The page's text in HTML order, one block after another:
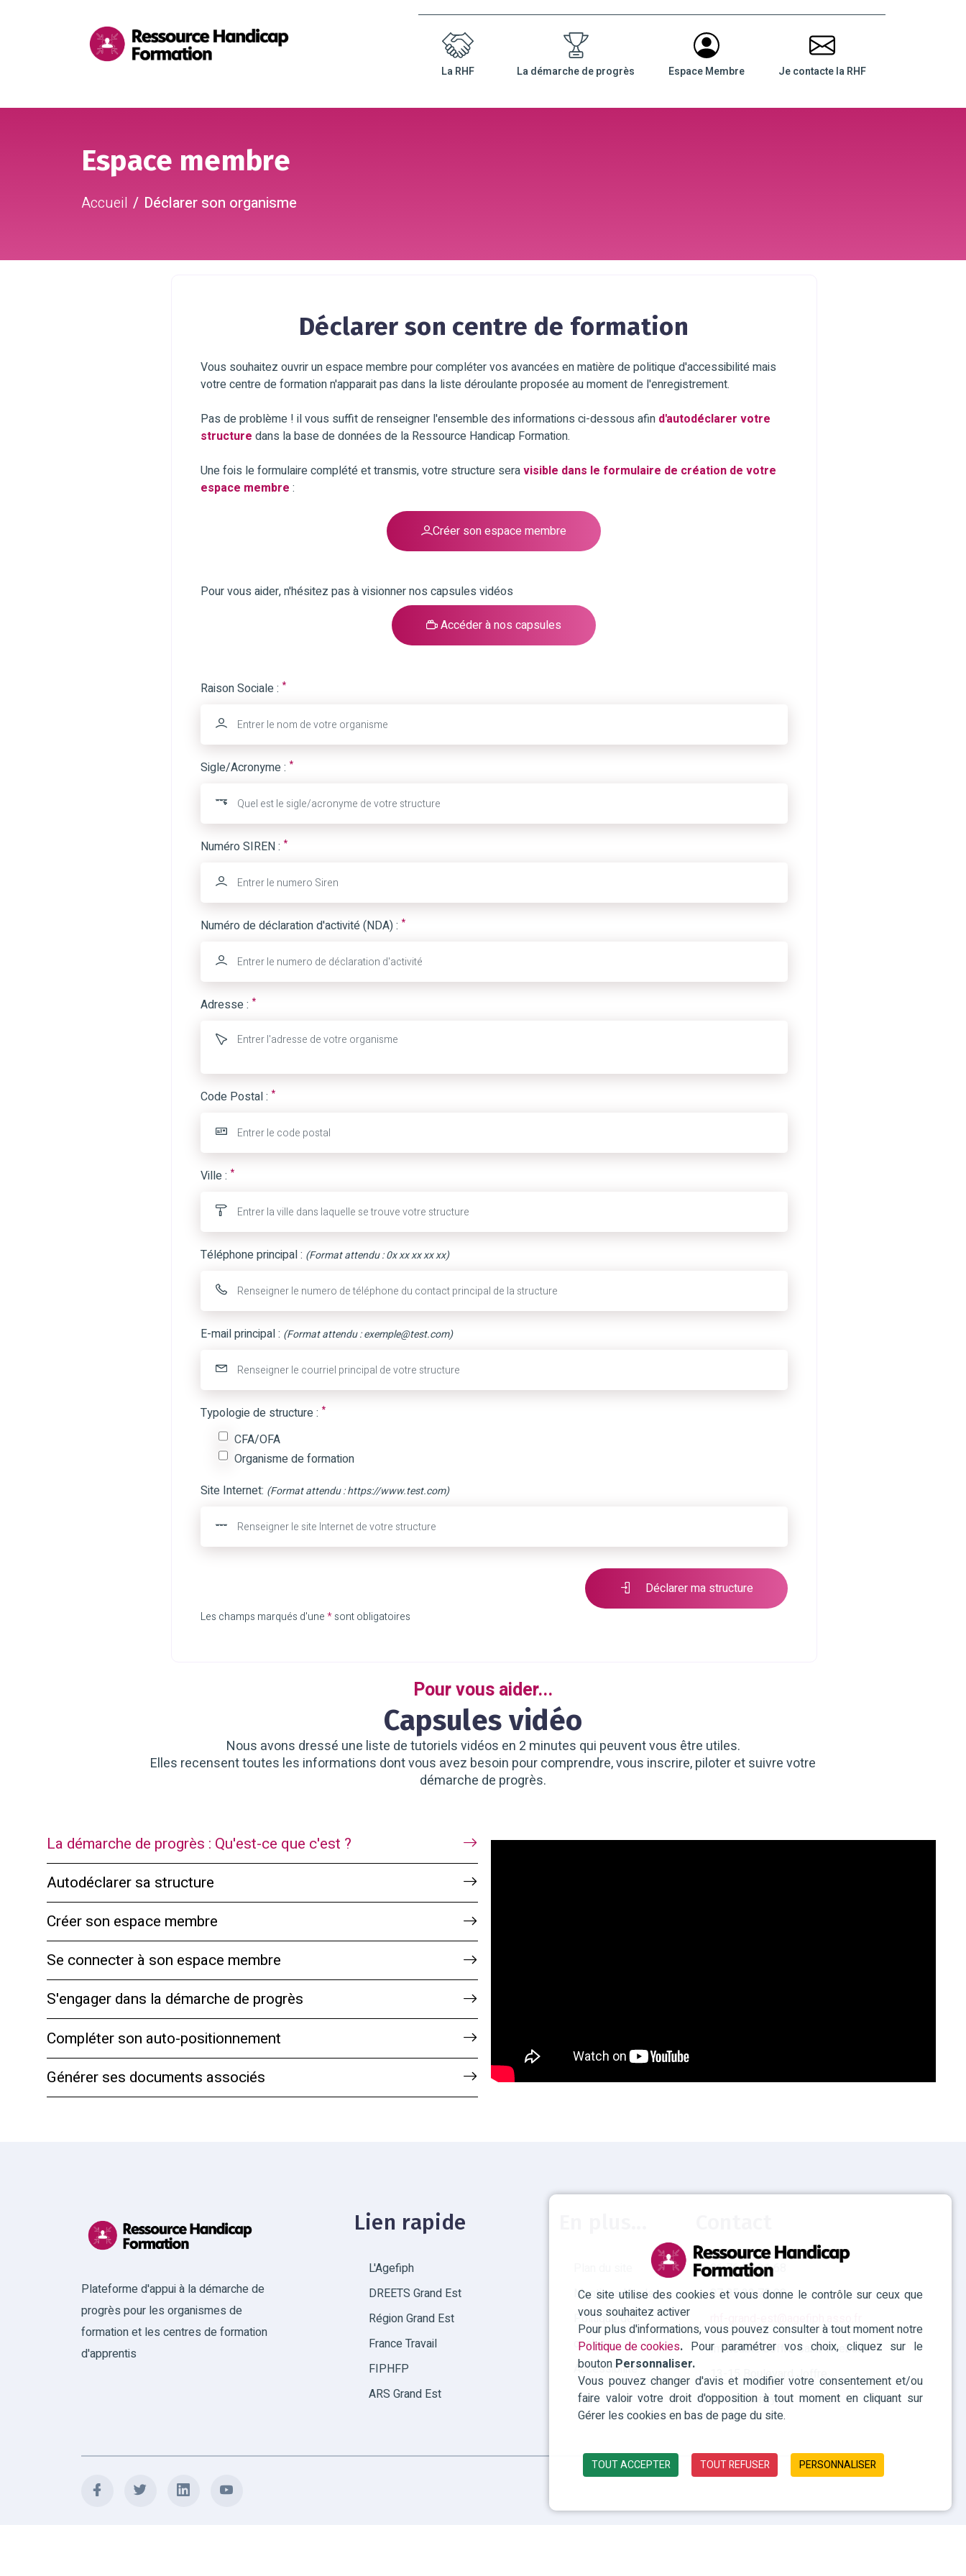
Ce site utilise des cookies et vous donne le contrôle sur ceux que
vous souhaitez activer
Pour plus d'informations, vous pouvez consulter à tout moment notre
Politique de cookies. Pour paramétrer vos choix, cliquez sur le
bouton Personnaliser.
Vous pouvez changer d'avis et modifier votre consentement et/ou
faire valoir votre droit d'opposition à tout moment en cliquant sur
Gérer les cookies en bas de page du site.
TOUT ACCEPTER TOUT REFUSER PERSONNALISER
La RHF La démarche de progrès Espace Membre Je contacte la RHF
Espace membre
Accueil Déclarer son organisme
Déclarer son centre de formation
Vous souhaitez ouvrir un espace membre pour compléter vos avancées en matière de politique d'accessibilité mais
votre centre de formation n'apparait pas dans la liste déroulante proposée au moment de l'enregistrement.
Pas de problème ! il vous suffit de renseigner l'ensemble des informations ci-dessous afin d'autodéclarer votre
structure dans la base de données de la Ressource Handicap Formation.
Une fois le formulaire complété et transmis, votre structure seravisible dans le formulaire de création de votre
espace membre :
Créer son espace membre
Pour vous aider, n'hésitez pas à visionner nos capsules vidéos
Accéder à nos capsules
Raison Sociale : *
Sigle/Acronyme : *
Numéro SIREN : *
Numéro de déclaration d'activité (NDA) : *
Adresse : *
Code Postal : *
Ville : *
Téléphone principal : (Format attendu : 0x xx xx xx xx)
E-mail principal : (Format attendu : exemple@test.com)
Typologie de structure : *
CFA/OFA
Organisme de formation
Site Internet: (Format attendu : https://www.test.com)
Déclarer ma structure
Les champs marqués d'une*sont obligatoires
Pour vous aider...
Capsules vidéo
Nous avons dressé une liste de tutoriels vidéos en 2 minutes qui peuvent vous être utiles.
Elles recensent toutes les informations dont vous avez besoin pour comprendre, vous inscrire, piloter et suivre votre
démarche de progrès.
La démarche de progrès : Qu'est-ce que c'est ?
Autodéclarer sa structure
Créer son espace membre
Se connecter à son espace membre
S'engager dans la démarche de progrès
Compléter son auto-positionnement
Générer ses documents associés
Plateforme d'appui à la démarche de
progrès pour les organismes de
formation et les centres de formation
d'apprentis
Lien rapide
L'Agefiph
DREETS Grand Est
Région Grand Est
France Travail
FIPHFP
ARS Grand Est
Mentions légales
Politique des
cookies
Accessibilité
06 76 57 21 68
07 85 22 70 99
Immeuble Joffre Saint Thiebault
13-15 Boulevard Joffre
54063 Nancy